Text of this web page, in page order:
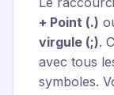
+ Point (.)
virgule (;).
avec tous
symboles.